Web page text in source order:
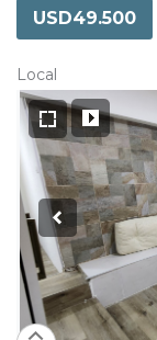
USD49.500
Local